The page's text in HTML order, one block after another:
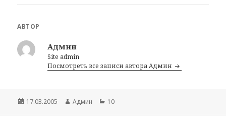
АВТОР
Админ
Site admin
Посмотреть все записи автора Админ
Опубликовано
17.03.2005 Автор
Админ Рубрики
10